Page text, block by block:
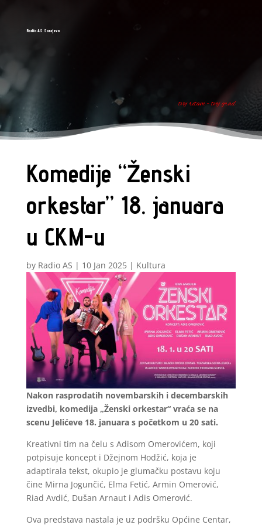
Radio AS Sarajevo
tvoj ritam - tvoj grad
Komedije “Ženski
orkestar” 18. januara
u CKM-u
by Radio AS | 10 Jan 2025| Kultura
Nakon rasprodatih novembarskih i decembarskih
izvedbi, komedija „Ženski orkestar“ vraća se na
scenu Jelićeve 18. januara s početkom u 20 sati.
Kreativni tim na čelu s Adisom Omerovićem, koji
potpisuje koncept i Džejnom Hodžić, koja je
adaptirala tekst, okupio je glumačku postavu koju
čine Mirna Jogunčić, Elma Fetić, Armin Omerović,
Riad Avdić, Dušan Arnaut i Adis Omerović.
Ova predstava nastala je uz podršku Općine Centar,